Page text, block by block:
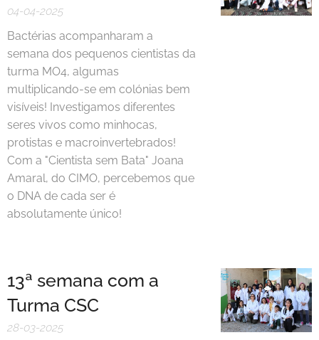
04-04-2025
Bactérias acompanharam a
semana dos pequenos cientistas da
turma MO4, algumas
multiplicando-se em colónias bem
visíveis! Investigamos diferentes
seres vivos como minhocas,
protistas e macroinvertebrados!
Com a "Cientista sem Bata" Joana
Amaral, do CIMO, percebemos que
o DNA de cada ser é
absolutamente único!
13ª semana com a
Turma CSC
28-03-2025